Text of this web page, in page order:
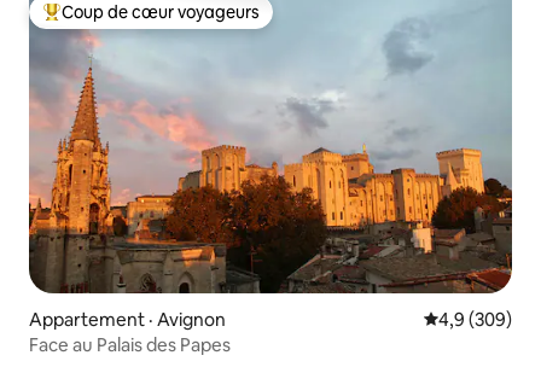
Coup de cœur voyageurs parmi les plus aimés
Coup de cœur voyageurs
Appartement · Avignon Note
4,9 (309)
Face au Palais des Papes